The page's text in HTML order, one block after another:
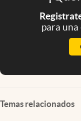
para
Temas relacionados